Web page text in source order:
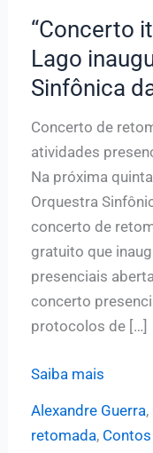
“Concerto
Lago
Sinfônica
Concerto de
atividades
Na próxima
Orquestra
concerto de
gratuito que
presenciais
concerto
protocolos de […]
“Concerto
Saiba mais
Alexandre Guerra,
retomada,